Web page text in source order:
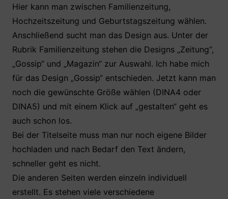
Hier kann man zwischen Familienzeitung,
Hochzeitszeitung und Geburtstagszeitung wählen.
Anschließend sucht man das Design aus. Unter der
Rubrik Familienzeitung stehen die Designs „Zeitung“,
„Gossip“ und „Magazin“ zur Auswahl. Ich habe mich
für das Design „Gossip“ entschieden. Jetzt kann man
noch die gewünschte Größe wählen (DINA4 oder
DINA5) und mit einem Klick auf „gestalten“ geht es
auch schon los.
Bei der Titelseite muss man nur noch eigene Bilder
hochladen und nach Bedarf den Text ändern,
schneller geht es nicht.
Die anderen Seiten werden einzeln individuell
erstellt. Es stehen viele verschiedene